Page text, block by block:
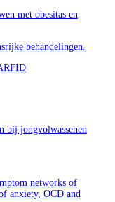
met obesitas en
behandelingen.
bij jongvolwassenen
networks of
anxiety, OCD and